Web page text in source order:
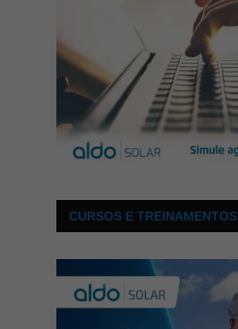
CURSOS E TREINAMENTOS